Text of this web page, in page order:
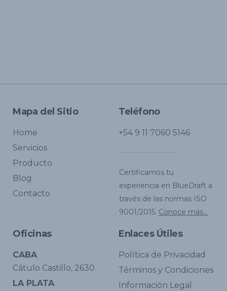
Mapa del Sitio
Home
Servicios
Producto
Blog
Contacto
Teléfono
+54 9 11 7060 5146
Certificamos tu
experiencia en BlueDraft a
través de las normas ISO
9001/2015. Conoce más...
Oficinas
CABA
Cátulo Castillo, 2630
LA PLATA
Enlaces Útiles
Política de Privacidad
Términos y Condiciones
Información Legal